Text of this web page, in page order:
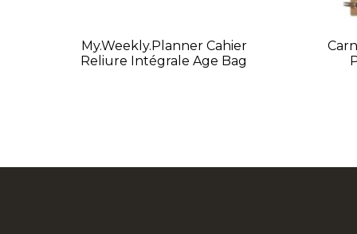
My.weekly.planner Cahier
Reliure Intégrale Age Bag